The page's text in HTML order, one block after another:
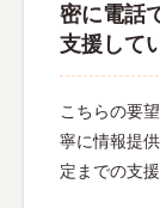
密に電話
支援して
こちらの要
寧に情報提
定までの支